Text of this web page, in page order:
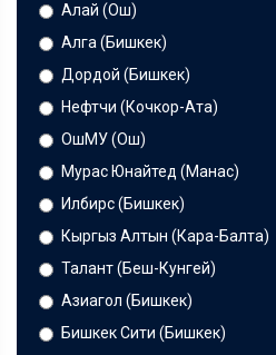
Алай (Ош)
Алга (Бишкек)
Дордой (Бишкек)
Нефтчи (Кочкор-Ата)
ОшМУ (Ош)
Мурас Юнайтед (Манас)
Илбирс (Бишкек)
Кыргыз Алтын (Кара-Балта)
Талант (Беш-Кунгей)
Азиагол (Бишкек)
Бишкек Сити (Бишкек)